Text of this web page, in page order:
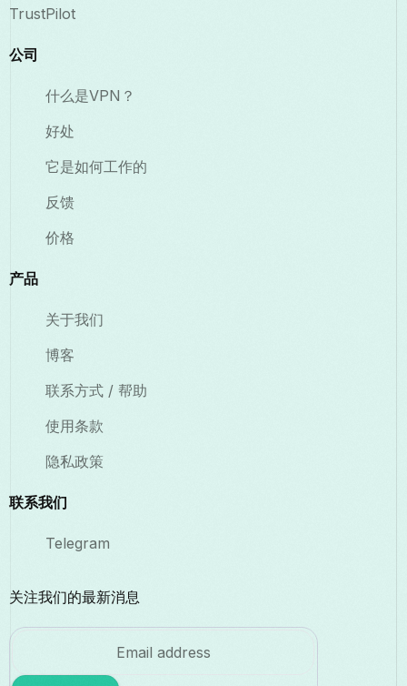
TrustPilot
公司
什么是VPN？
好处
它是如何工作的
反馈
价格
产品
关于我们
博客
联系方式 / 帮助
使用条款
隐私政策
联系我们
Telegram
关注我们的最新消息